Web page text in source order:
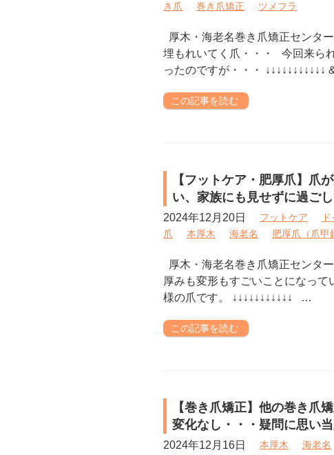
き爪
巻き爪矯正 ツメフラ
厚木・海老名巻き爪矯正センタ
埋もれいてく爪・・・ 今回来ら
ったのですが・・・ ↓↓↓↓↓↓↓↓↓↓↓
この記事を読む
【フットケア・肥厚爪】爪
い、家族にも見せずに過ご
2024年12月20日 フットケア
爪
本厚木 海老名 肥厚爪（爪甲
厚木・海老名巻き爪矯正センタ
厚みも変形もすごいことになっ
様の爪です。 ↓↓↓↓↓↓↓↓↓↓↓ …
この記事を読む
【巻き爪矯正】他の巻き爪
変化なし・・・疑問に思い
2024年12月16日 本厚木 海老名